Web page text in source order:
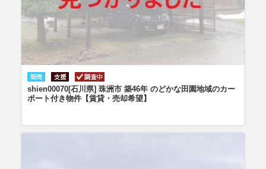
shien00070[石川県] 珠洲市 築46年 のどかな田園地域のカー
ポート付き物件【賃貸・売却希望】